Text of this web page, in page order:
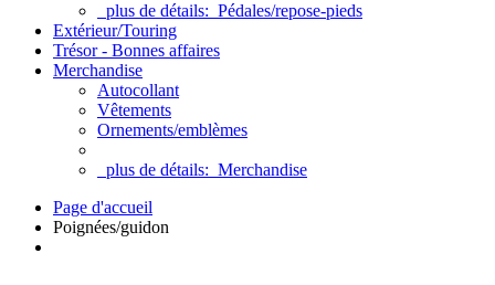
plus de détails: Pédales/repose-pieds
Extérieur/Touring
Trésor - Bonnes affaires
Merchandise
Autocollant
Vêtements
Ornements/emblèmes
plus de détails: Merchandise
Page d'accueil
Poignées/guidon